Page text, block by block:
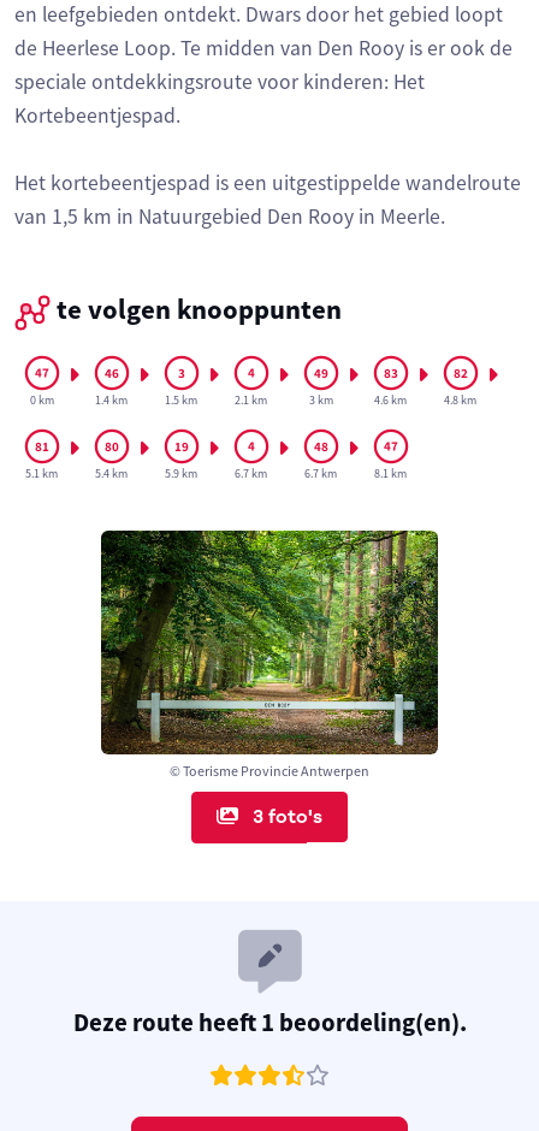
© Toerisme Provincie Antwerpen
3 foto's
en leefgebieden ontdekt. Dwars door het gebied loopt
de Heerlese Loop. Te midden van Den Rooy is er ook de
speciale ontdekkingsroute voor kinderen: Het
Kortebeentjespad.
Het kortebeentjespad is een uitgestippelde wandelroute
van 1,5 km in Natuurgebied Den Rooy in Meerle.
te volgen knooppunten
0 km 1.4 km 1.5 km 2.1 km 3 km 4.6 km 4.8 km
5.1 km 5.4 km 5.9 km 6.7 km 6.7 km 8.1 km
Deze route heeft 1 beoordeling(en).